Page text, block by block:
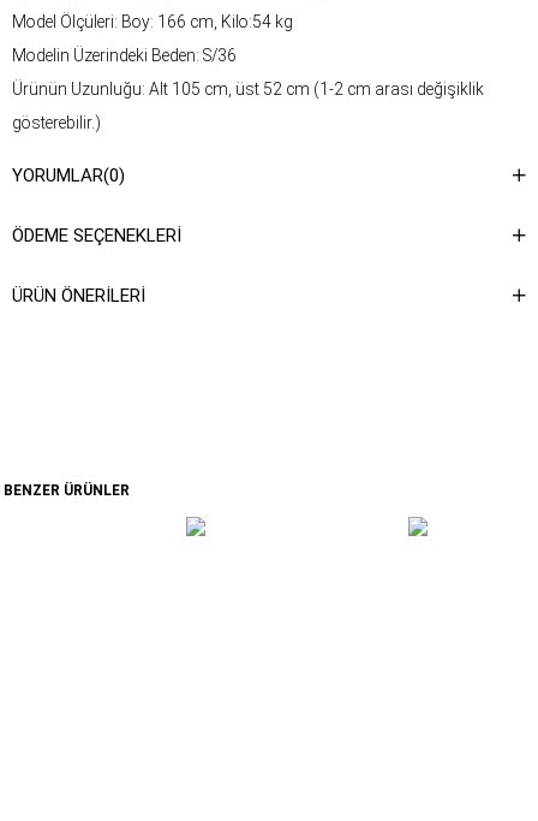
Model Ölçüleri: Boy: 166 cm, Kilo:54 kg
Modelin Üzerindeki Beden: S/36
Ürünün Uzunluğu: Alt 105 cm, üst 52 cm (1-2 cm arası değişiklik
gösterebilir.)
Yıkama Talimatı : Ürünün iç kısmında bulunan etiketten yıkama
talimatına ulaşabilirsiniz.
YORUMLAR(0)
ÖDEME SEÇENEKLERI
ÜRÜN ÖNERILERI
BENZER ÜRÜNLER